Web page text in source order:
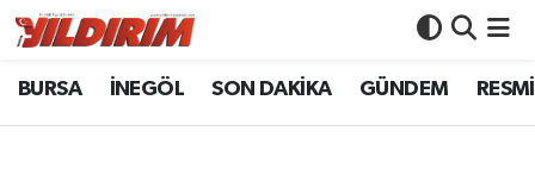
BURSA İNEGÖL SON DAKİKA GÜNDEM
BURSA
Bursa Nöbetçi Eczaneler